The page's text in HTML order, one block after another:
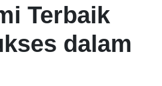
Terbaik
dalam